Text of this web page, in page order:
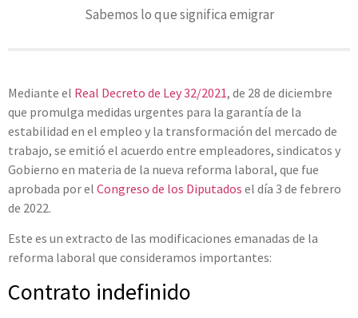
Sabemos lo que significa emigrar
Mediante el Real Decreto de Ley 32/2021, de 28 de diciembre
que promulga medidas urgentes para la garantía de la
estabilidad en el empleo y la transformación del mercado de
trabajo, se emitió el acuerdo entre empleadores, sindicatos y
Gobierno en materia de la nueva reforma laboral, que fue
aprobada por el Congreso de los Diputados el día 3 de febrero
de 2022.
Este es un extracto de las modificaciones emanadas de la
reforma laboral que consideramos importantes:
Contrato indefinido